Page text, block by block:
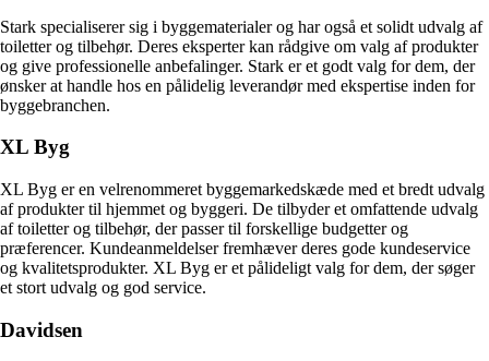
Stark specialiserer sig i byggematerialer og har også et solidt udvalg af
toiletter og tilbehør. Deres eksperter kan rådgive om valg af produkter
og give professionelle anbefalinger. Stark er et godt valg for dem, der
ønsker at handle hos en pålidelig leverandør med ekspertise inden for
byggebranchen.
XL Byg
XL Byg er en velrenommeret byggemarkedskæde med et bredt udvalg
af produkter til hjemmet og byggeri. De tilbyder et omfattende udvalg
af toiletter og tilbehør, der passer til forskellige budgetter og
præferencer. Kundeanmeldelser fremhæver deres gode kundeservice
og kvalitetsprodukter. XL Byg er et pålideligt valg for dem, der søger
et stort udvalg og god service.
Davidsen